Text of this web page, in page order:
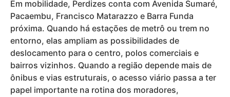
Em mobilidade, Perdizes conta com Avenida Sumaré,
Pacaembu, Francisco Matarazzo e Barra Funda
próxima. Quando há estações de metrô ou trem no
entorno, elas ampliam as possibilidades de
deslocamento para o centro, polos comerciais e
bairros vizinhos. Quando a região depende mais de
ônibus e vias estruturais, o acesso viário passa a ter
papel importante na rotina dos moradores,